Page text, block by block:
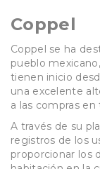
Coppel
Coppel se ha
pueblo
tienen inicio
una excelente
a las compras
A través de su
registros de los
proporcionar los